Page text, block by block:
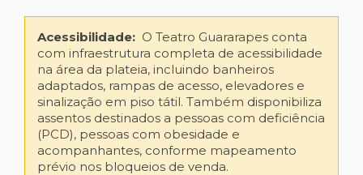
Acessibilidade: O Teatro Guararapes conta
com infraestrutura completa de acessibilidade
na área da plateia, incluindo banheiros
adaptados, rampas de acesso, elevadores e
sinalização em piso tátil. Também disponibiliza
assentos destinados a pessoas com deficiência
(PCD), pessoas com obesidade e
acompanhantes, conforme mapeamento
prévio nos bloqueios de venda.